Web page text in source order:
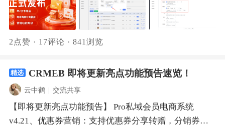
有创意，这里就是你的舞台。用CRMEB后台DIY设计功
能，创作出包含商城首页、商品分类页、商品详情页及
个人中心页面的原创主题模板，作品一经审核通过，即
可上架主题广场，参赛角逐大奖。重点来了：这次的奖
+CRMEB商城系统授权+官方商城代金券+荣誉标识的多
重奖励，️总现金奖励近2万元！更重要的是：所有参赛
作品通过审核上架后，均可一键开启在线售卖，作者享
受永久收益分成！参赛不仅能赢取奖金，还能持续获得
别线下手工登记卡项的繁琐，实现数字化锁客与高效核
销。同时，v4.1还从商家商品分类管控、营销活动同城
级，有效提升平台与商家的运营效率。 新版本已上线，
升级，让这套更成熟的本地生活解决方案，为您的多商
户平台运营持续赋能！ 一、年/次卡商品 针对美容、康
养、生活服务等门店的套餐运营难题，v4.1带来了全新
年/次卡商品类型。灵活创建，适配多元业态商家可自
2点赞 · 17评论 · 841浏览
精选 CRMEB 即将更新亮点功能预告速览！
云中鹤 | 交流共享
【即将更新亮点功能预告】 Pro私域会员电商系统
v4.21、优惠券营销：支持优惠券分享转赠，分销券自